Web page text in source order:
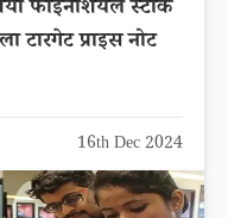
फाइनेंशियल स्टॉक
प्राइस नोट
16th Dec 2024